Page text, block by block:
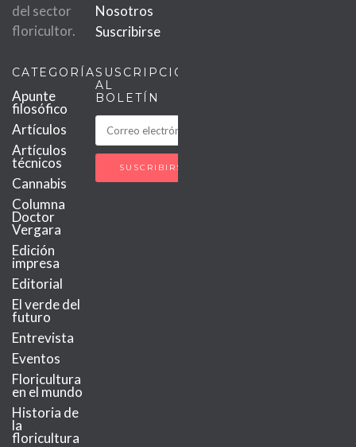
del sector
floricultor.
Nosotros
Suscribirse
CATEGORÍAS
Apunte
filosófico
Artículos
Artículos
técnicos
Cannabis
Columna
Doctor
Vergara
Edición
impresa
Editorial
El verde del
futuro
Entrevista
Eventos
Floricultura
en el mundo
Historia de
la
floricultura
SUSCRIPCIÓN
AL
BOLETÍN